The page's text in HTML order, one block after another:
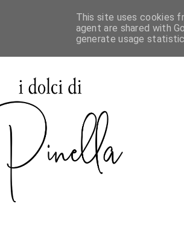
This site uses cookies
agent are shared with
generate usage